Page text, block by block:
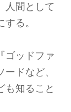
人間として
る。
ゴッドファ
ドなど、
も知ること